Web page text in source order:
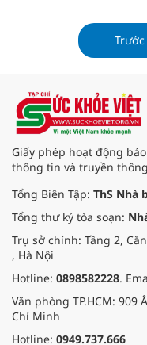
Giấy phép hoạt động
thông tin và truyền
Tổng Biên Tập: ThS Nhà
Tổng thư ký tòa soạn:
Trụ sở chính: Tầng 2,
, Hà Nội
Hotline: 0898582228.
Văn phòng TP.HCM: 909
Chí Minh
Hotline: 0949.737.666